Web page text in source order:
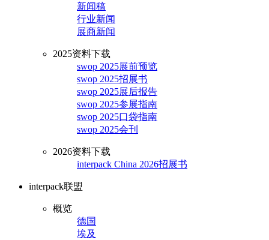
新闻稿
行业新闻
展商新闻
2025资料下载
swop 2025展前预览
swop 2025招展书
swop 2025展后报告
swop 2025参展指南
swop 2025口袋指南
swop 2025会刊
2026资料下载
interpack China 2026招展书
interpack联盟
概览
德国
埃及